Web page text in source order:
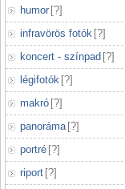
humor [?]
infravörös fotók [?]
koncert - színpad [?]
légifotók [?]
makró [?]
panoráma [?]
portré [?]
riport [?]